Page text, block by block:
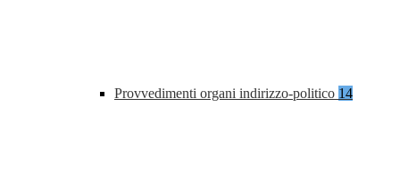
Provvedimenti organi indirizzo-politico 14